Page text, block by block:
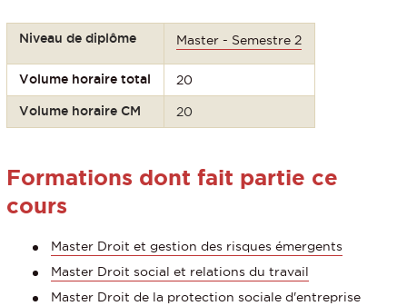
Niveau de diplôme Master - Semestre 2
Volume horaire total 20
Volume horaire CM 20
Formations dont fait partie ce
cours
Master Droit et gestion des risques émergents
Master Droit social et relations du travail
Master Droit de la protection sociale d'entreprise